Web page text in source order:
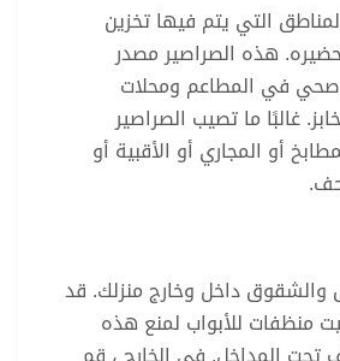
التي يتم فيها تخزين
هذه الصراصير مصدر
صحي في المطاعم ومحلات
غالبًا ما تصيب الصراصير
أو المجاري أو الأقبية أو
داخل وخارج منزلك. قد
منظفات للأبواب لمنع هذه